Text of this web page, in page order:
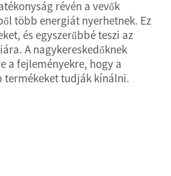
révén a vevők
több energiát nyerhetnek. Ez
és egyszerűbbé teszi az
A nagykereskedőknek
a fejleményekre, hogy a
termékeket tudják kínálni.